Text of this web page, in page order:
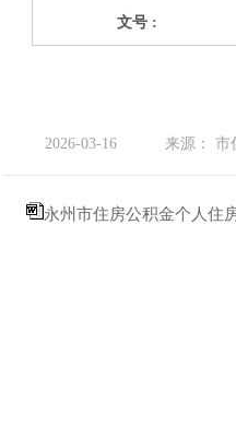
文号 :
2026-03-16 来源： 市
永州市住房公积金个人住